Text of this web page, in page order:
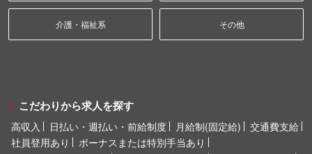
介護・福祉系 その他
こだわりから求人を探す
高収入 日払い・週払い・前給制度 月給制(固定給)
交通費支給
社員登用あり
ボーナスまたは特別手当あり